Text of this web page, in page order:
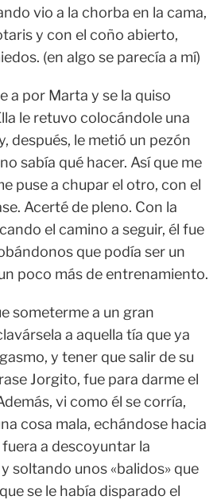
vio a la chorba en la cama,
y con el coño abierto,
(en algo se parecía a mí)
a por Marta y se la quiso
le retuvo colocándole una
después, le metió un pezón
sabía qué hacer. Así que me
puse a chupar el otro, con el
Acerté de pleno. Con la
el camino a seguir, él fue
que podía ser un
poco más de entrenamiento.
someterme a un gran
a aquella tía que ya
y tener que salir de su
Jorgito, fue para darme el
vi como él se corría,
cosa mala, echándose hacia
a descoyuntar la
soltando unos «balidos» que
se le había disparado el